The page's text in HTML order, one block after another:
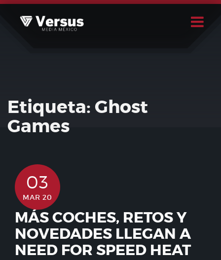
Skip
Etiqueta:Ghost
Games
03
MAR 20
MÁS COCHES, RETOS Y
NOVEDADES LLEGAN A
NEED FOR SPEED HEAT